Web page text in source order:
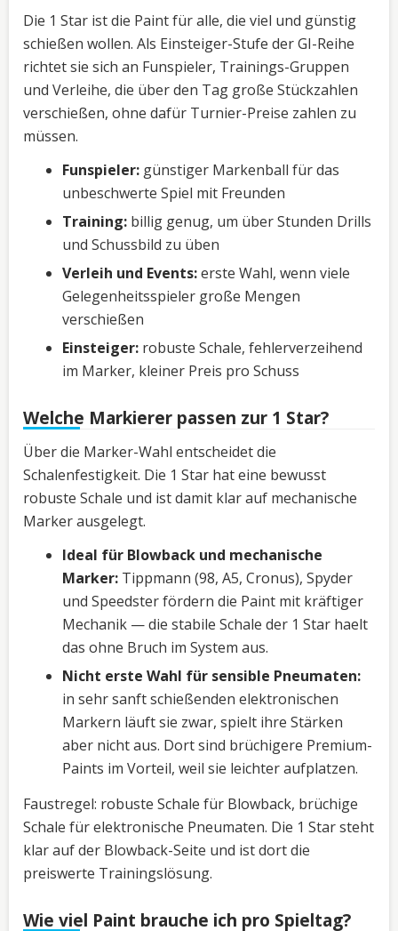
Die 1 Star ist die Paint für alle, die viel und günstig
schießen wollen. Als Einsteiger-Stufe der GI-Reihe
richtet sie sich an Funspieler, Trainings-Gruppen
und Verleihe, die über den Tag große Stückzahlen
verschießen, ohne dafür Turnier-Preise zahlen zu
müssen.
Funspieler: günstiger Markenball für das
unbeschwerte Spiel mit Freunden
Training: billig genug, um über Stunden Drills
und Schussbild zu üben
Verleih und Events:erste Wahl, wenn viele
Gelegenheitsspieler große Mengen
verschießen
Einsteiger: robuste Schale, fehlerverzeihend
im Marker, kleiner Preis pro Schuss
Welche Markierer passen zur 1 Star?
Über die Marker-Wahl entscheidet die
Schalenfestigkeit. Die 1 Star hat eine bewusst
robuste Schale und ist damit klar auf mechanische
Marker ausgelegt.
Ideal für Blowback und mechanische
Marker: Tippmann (98, A5, Cronus), Spyder
und Speedster fördern die Paint mit kräftiger
Mechanik — die stabile Schale der 1 Star haelt
das ohne Bruch im System aus.
Nicht erste Wahl für sensible Pneumaten:
in sehr sanft schießenden elektronischen
Markern läuft sie zwar, spielt ihre Stärken
aber nicht aus. Dort sind brüchigere Premium-
Paints im Vorteil, weil sie leichter aufplatzen.
Faustregel: robuste Schale für Blowback, brüchige
Schale für elektronische Pneumaten. Die 1 Star steht
klar auf der Blowback-Seite und ist dort die
preiswerte Trainingslösung.
Wie viel Paint brauche ich pro Spieltag?